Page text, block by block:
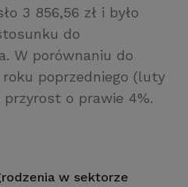
3 856,56 zł i było
do
W porównaniu do
poprzedniego (luty
przyrost o prawie 4%.
w sektorze